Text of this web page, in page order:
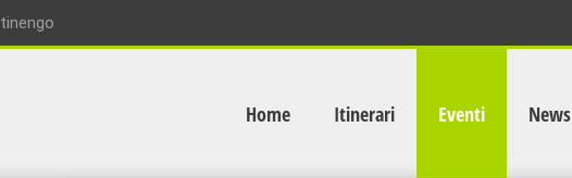
Home Itinerari Eventi News